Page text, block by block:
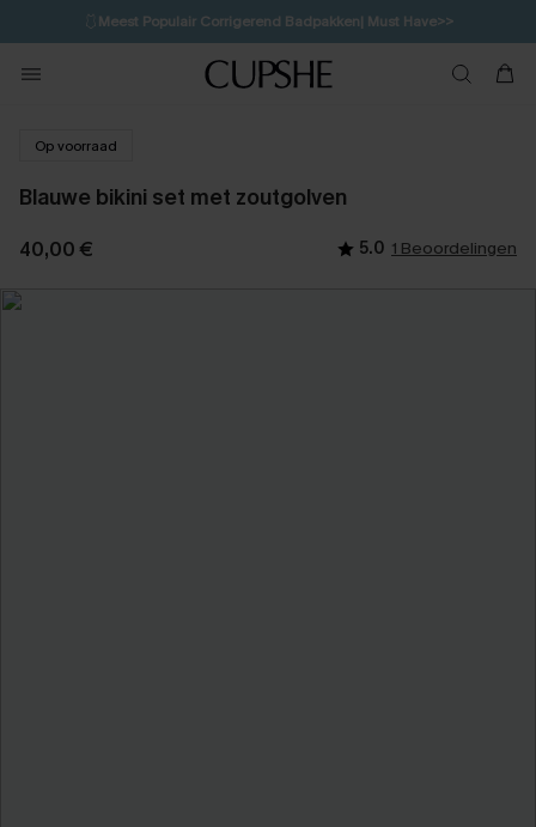
🩱Meest Populair Corrigerend Badpakken| Must Have>>
💌Abonneer je & ontvang tot 15% korting>>
Koop 3, krijg 15% korting | CODE: SW15
Op voorraad
Blauwe bikini set met zoutgolven
40,00 € 5.0 1 Beoordelingen